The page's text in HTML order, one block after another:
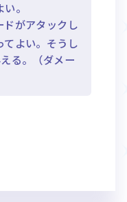
。
ドがアタックし
てよい。そうし
る。（ダメー